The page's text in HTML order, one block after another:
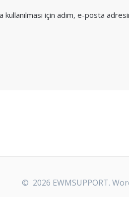
kullanılması için adım, e-posta
© 2026 EWMSUPPORT.